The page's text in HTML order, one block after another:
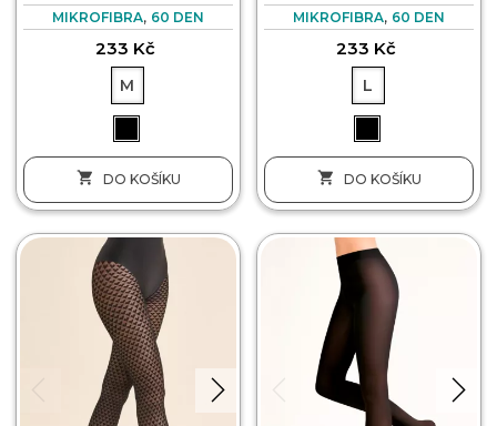
MIKROFIBRA, 60 DEN
233 Kč
M
 DO KOŠÍKU
MIKROFIBRA, 60 DEN
233 Kč
L
 DO KOŠÍKU